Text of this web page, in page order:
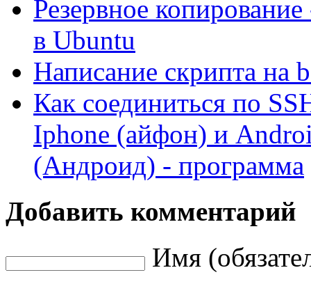
Резервное
в Ubuntu
Написание скрипта на
Как соединиться по
Iphone (айфон) и
(Андроид) - программа
Добавить комментарий
Имя